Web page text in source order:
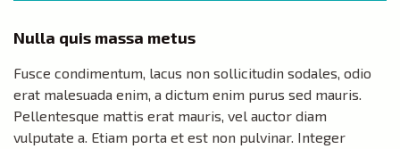
Nulla quis massa metus
Fusce condimentum, lacus non sollicitudin sodales, odio
erat malesuada enim, a dictum enim purus sed mauris.
Pellentesque mattis erat mauris, vel auctor diam
vulputate a. Etiam porta et est non pulvinar. Integer